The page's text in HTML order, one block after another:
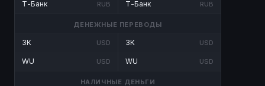
Т-Банк RUB Т-Банк RUB
ДЕНЕЖНЫЕ ПЕРЕВОДЫ
ЗК USD
WU USD
ЗК USD
WU USD
НАЛИЧНЫЕ ДЕНЬГИ